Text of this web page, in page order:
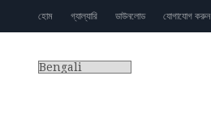
হোম গ্যাল্যারি ডাউনলোড যোগাযোগ করুন